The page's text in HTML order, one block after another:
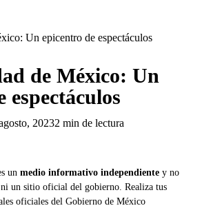
de México: Un
espectáculos
20232 min de lectura
un medio informativo independiente y no
ni un sitio oficial del gobierno. Realiza tus
oficiales del Gobierno de México